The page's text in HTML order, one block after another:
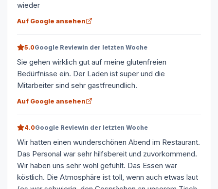
wieder
Auf Google ansehen
5.0Google Reviewin der letzten Woche
Sie gehen wirklich gut auf meine glutenfreien
Bedürfnisse ein. Der Laden ist super und die
Mitarbeiter sind sehr gastfreundlich.
Auf Google ansehen
4.0Google Reviewin der letzten Woche
Wir hatten einen wunderschönen Abend im Restaurant.
Das Personal war sehr hilfsbereit und zuvorkommend.
Wir haben uns sehr wohl gefühlt. Das Essen war
köstlich. Die Atmosphäre ist toll, wenn auch etwas laut